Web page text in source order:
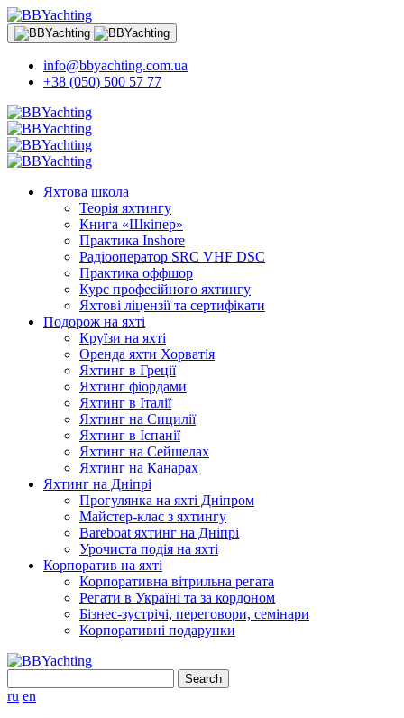
info@bbyachting.com.ua
+38 (050) 500 57 77
Яхтова школа
Теорія яхтингу
Книга «Шкіпер»
Практика Inshore
Радіооператор SRC VHF DSC
Практика оффшор
Курс професійного яхтингу
Яхтові ліцензії та сертифікати
Подорож на яхті
Круїзи на яхті
Оренда яхти Хорватія
Яхтинг в Греції
Яхтинг фіордами
Яхтинг в Італії
Яхтинг на Сицилії
Яхтинг в Іспанії
Яхтинг на Сейшелах
Яхтинг на Канарах
Яхтинг на Дніпрі
Прогулянка на яхті Дніпром
Майстер-клас з яхтингу
Bareboat яхтинг на Дніпрі
Урочиста подія на яхті
Корпоратив на яхті
Корпоративна вітрильна регата
Регати в Україні та за кордоном
Бізнес-зустрічі, переговори, семінари
Корпоративні подарунки
for:
ru en